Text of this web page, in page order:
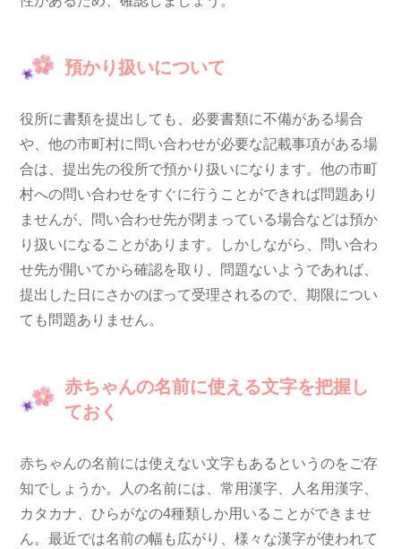
預かり扱いについて
役所に書類を提出しても、必要書類に不備がある場合
や、他の市町村に問い合わせが必要な記載事項がある場
合は、提出先の役所で預かり扱いになります。他の市町
村への問い合わせをすぐに行うことができれば問題あり
ませんが、問い合わせ先が閉まっている場合などは預か
り扱いになることがあります。しかしながら、問い合わ
せ先が開いてから確認を取り、問題ないようであれば、
提出した日にさかのぼって受理されるので、期限につい
ても問題ありません。
赤ちゃんの名前に使える文字を把握し
ておく
赤ちゃんの名前には使えない文字もあるというのをご存
知でしょうか。人の名前には、常用漢字、人名用漢字、
カタカナ、ひらがなの4種類しか用いることができませ
ん。最近では名前の幅も広がり、様々な漢字が使われて